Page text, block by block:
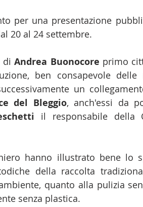
per una presentazione
20 al 24 settembre.
di Andrea Buonocore primo
ben consapevole
un
del Bleggio, anch'essi da
il responsabile della
hanno illustrato bene lo
della raccolta
quanto alla pulizia
senza plastica.